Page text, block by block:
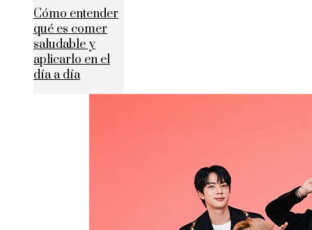
Cómo entender
qué es comer
saludable y
aplicarlo en el
día a día